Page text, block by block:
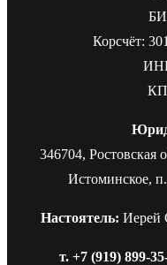
Корсчёт:
346704,
Истоминское,
Настоятель: Иерей
т. +7 (919) 899-